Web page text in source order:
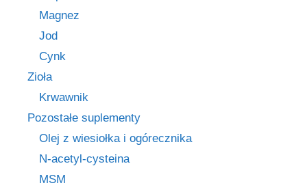
Magnez
Jod
Cynk
Zioła
Krwawnik
Pozostałe suplementy
Olej z wiesiołka i ogórecznika
N-acetyl-cysteina
MSM